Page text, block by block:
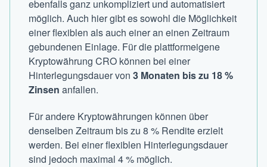
ebenfalls ganz unkompliziert und automatisiert
möglich. Auch hier gibt es sowohl die Möglichkeit
einer flexiblen als auch einer an einen Zeitraum
gebundenen Einlage. Für die plattformeigene
Kryptowährung CRO können bei einer
Hinterlegungsdauer von 3 Monaten bis zu 18 %
Zinsen anfallen.
Für andere Kryptowährungen können über
denselben Zeitraum bis zu 8 % Rendite erzielt
werden. Bei einer flexiblen Hinterlegungsdauer
sind jedoch maximal 4 % möglich.